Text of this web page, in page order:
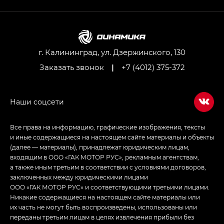
Джи Ти — GT, Джи Икс — GX,
Джи Икс ПРЕМИУМ — GX PREMIUM, ЛАУНЖ —
LOUNGE
Empow — Эмпау (Empow) в комплектации
г. Калининград, ул. Дзержинского, 130
Заказать звонок
| +7 (4012) 375-372
Все права на информацию, графические изображения, тексты
и иные содержащиеся на настоящем сайте материалы и объекты
(далее — материалы), принадлежат юридическим лицам,
входящим в ООО «ГАК МОТОР РУС», рекламным агентствам,
а также иным третьим в соответствии с условиями договоров,
заключенных между юридическими лицами
ООО «ГАК МОТОР РУС» и соответствующими третьими лицами.
Никакие содержащиеся на настоящем сайте материалы или
их часть не могут быть воспроизведены, использованы или
переданы третьим лицам в целях извлечения прибыли без